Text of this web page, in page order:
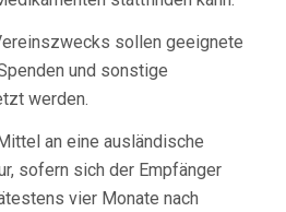
sollen geeignete
und sonstige
werden.
an eine ausländische
sofern sich der Empfänger
vier Monate nach